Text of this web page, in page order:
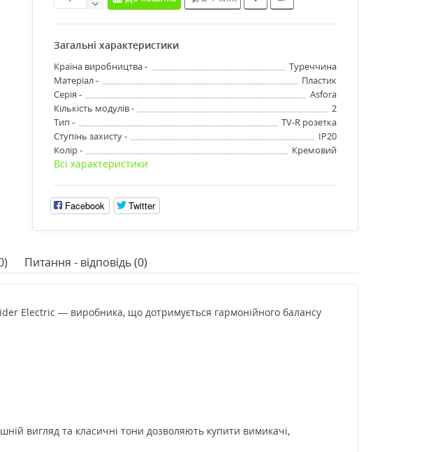
Загальні характеристики
Країна виробництва -
Туреччина
Матеріал -
Пластик
Серія -
Asfora
Кількість модулів -
2
Тип -
TV-R розетка
Ступінь захисту -
IP20
Колір -
Кремовий
Всі характеристики
Facebook Twitter
Питання - відповідь (0)
Electric — виробника, що дотримується гармонійного балансу
вигляд та класичні тони дозволяють купити вимикачі,